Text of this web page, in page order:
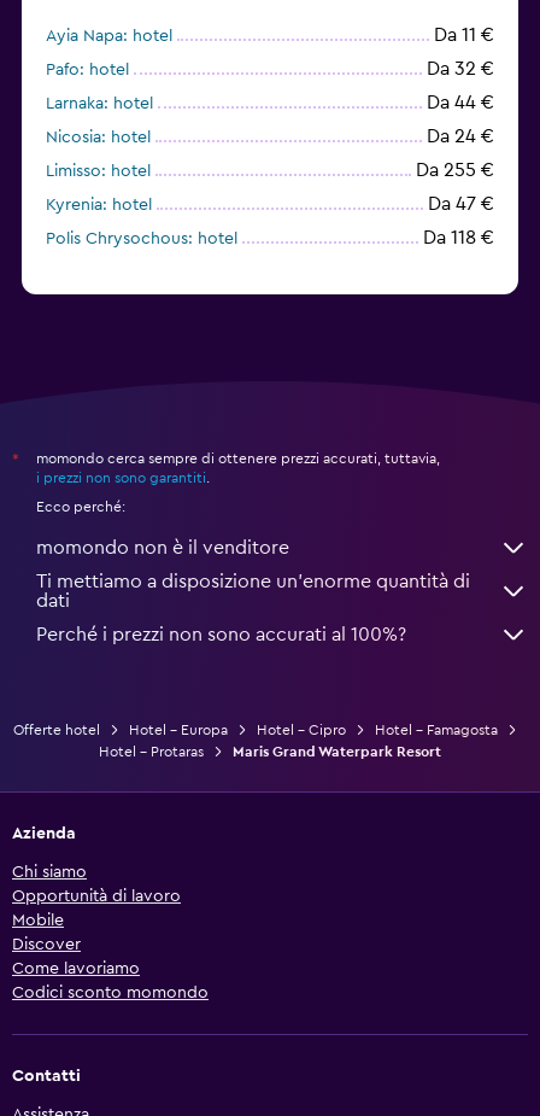
Ayia Napa: hotel Da 11 €
Pafo: hotel Da 32 €
Larnaka: hotel Da 44 €
Nicosia: hotel Da 24 €
Limisso: hotel Da 255 €
Kyrenia: hotel Da 47 €
Polis Chrysochous: hotel Da 118 €
*
momondo cerca sempre di ottenere prezzi accurati, tuttavia,
i prezzi non sono garantiti
Ecco perché:
momondo non è il venditore
Ti mettiamo a disposizione un’enorme quantità di
dati
Perché i prezzi non sono accurati al 100%?
Offerte hotel Hotel - Europa Hotel - Cipro
Hotel - Famagosta
Hotel - Protaras
Maris Grand Waterpark Resort
Azienda
Chi siamo
Opportunità di lavoro
Mobile
Discover
Come lavoriamo
Codici sconto momondo
Contatti